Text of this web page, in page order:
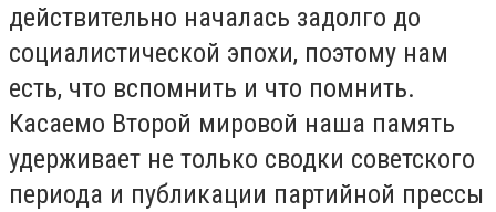
действительно началась задолго до
социалистической эпохи, поэтому нам
есть, что вспомнить и что помнить.
Касаемо Второй мировой наша память
удерживает не только сводки советского
периода и публикации партийной прессы